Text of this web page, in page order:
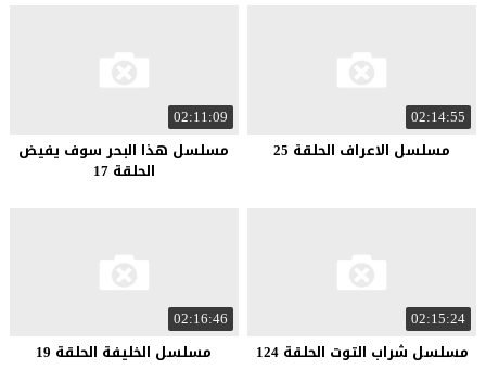
02:14:55
مسلسل الاعراف الحلقة 25
02:11:09
مسلسل هذا البحر سوف يفيض
الحلقة 17
02:15:24
مسلسل شراب التوت الحلقة 124
02:16:46
مسلسل الخليفة الحلقة 19